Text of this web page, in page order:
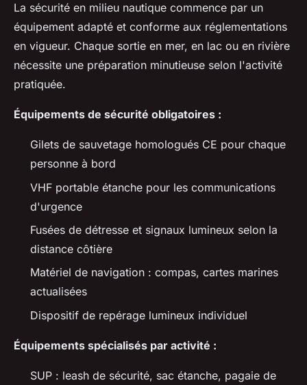
La sécurité en milieu nautique commence par un
équipement adapté et conforme aux réglementations
en vigueur. Chaque sortie en mer, en lac ou en rivière
nécessite une préparation minutieuse selon l'activité
pratiquée.
Équipements de sécurité obligatoires :
Gilets de sauvetage homologués CE pour chaque
personne à bord
VHF portable étanche pour les communications
d'urgence
Fusées de détresse et signaux lumineux selon la
distance côtière
Matériel de navigation : compas, cartes marines
actualisées
Dispositif de repérage lumineux individuel
Équipements spécialisés par activité :
SUP : leash de sécurité, sac étanche, pagaie de